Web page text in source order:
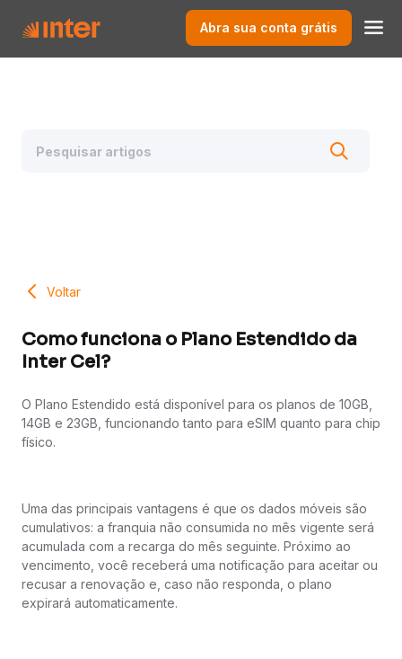
Abra sua conta grátis
Voltar
Como funciona o Plano Estendido da
Inter Cel?
O Plano Estendido está disponível para os planos de 10GB,
14GB e 23GB, funcionando tanto para eSIM quanto para chip
físico.
Uma das principais vantagens é que os dados móveis são
cumulativos: a franquia não consumida no mês vigente será
acumulada com a recarga do mês seguinte. Próximo ao
vencimento, você receberá uma notificação para aceitar ou
recusar a renovação e, caso não responda, o plano
expirará automaticamente.